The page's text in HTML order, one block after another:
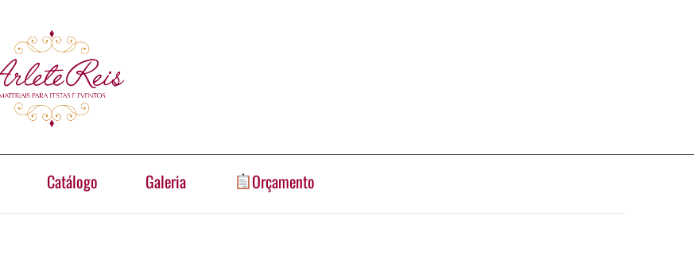
Catálogo Galeria Orçamento